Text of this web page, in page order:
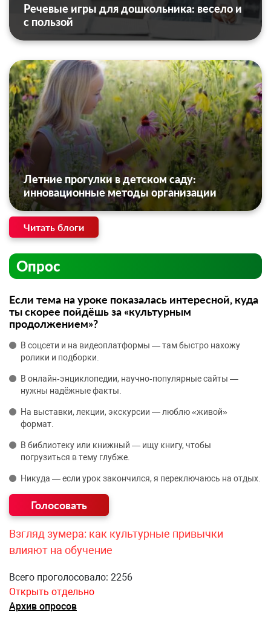
Речевые игры для дошкольника: весело и
с пользой
Летние прогулки в детском саду:
инновационные методы организации
Читать блоги
Опрос
Если тема на уроке показалась интересной, куда
ты скорее пойдёшь за «культурным
продолжением»?
В соцсети и на видеоплатформы — там быстро нахожу
ролики и подборки.
В онлайн‑энциклопедии, научно‑популярные сайты —
нужны надёжные факты.
На выставки, лекции, экскурсии — люблю «живой»
формат.
В библиотеку или книжный — ищу книгу, чтобы
погрузиться в тему глубже.
Никуда — если урок закончился, я переключаюсь на отдых.
Взгляд зумера: как культурные привычки
влияют на обучение
Всего проголосовало: 2256
Открыть отдельно
Архив опросов